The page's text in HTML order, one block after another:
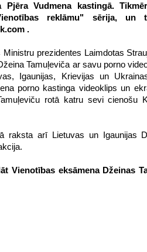
Pjēra Vudmena kastingā.
reklāmu" sērija, un
.
prezidentes Laimdotas
Tamuļeviča ar savu porno
Igaunijas, Krievijas un
porno kastinga videoklips un
rotā katru sevi cienošu
raksta arī Lietuvas un Igaunijas
Vienotības eksāmena Džeinas